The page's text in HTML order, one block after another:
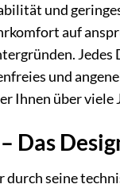
und
auf
und
Ihnen über viele
seine